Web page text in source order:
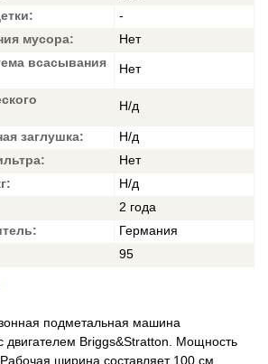
-
мусора:
Нет
всасывания
Нет
Н/д
заглушка:
Н/д
Нет
Н/д
2 года
Германия
95
подметальная машина
двигателем Briggs&Stratton. Мощность
ширина составляет 100 см.